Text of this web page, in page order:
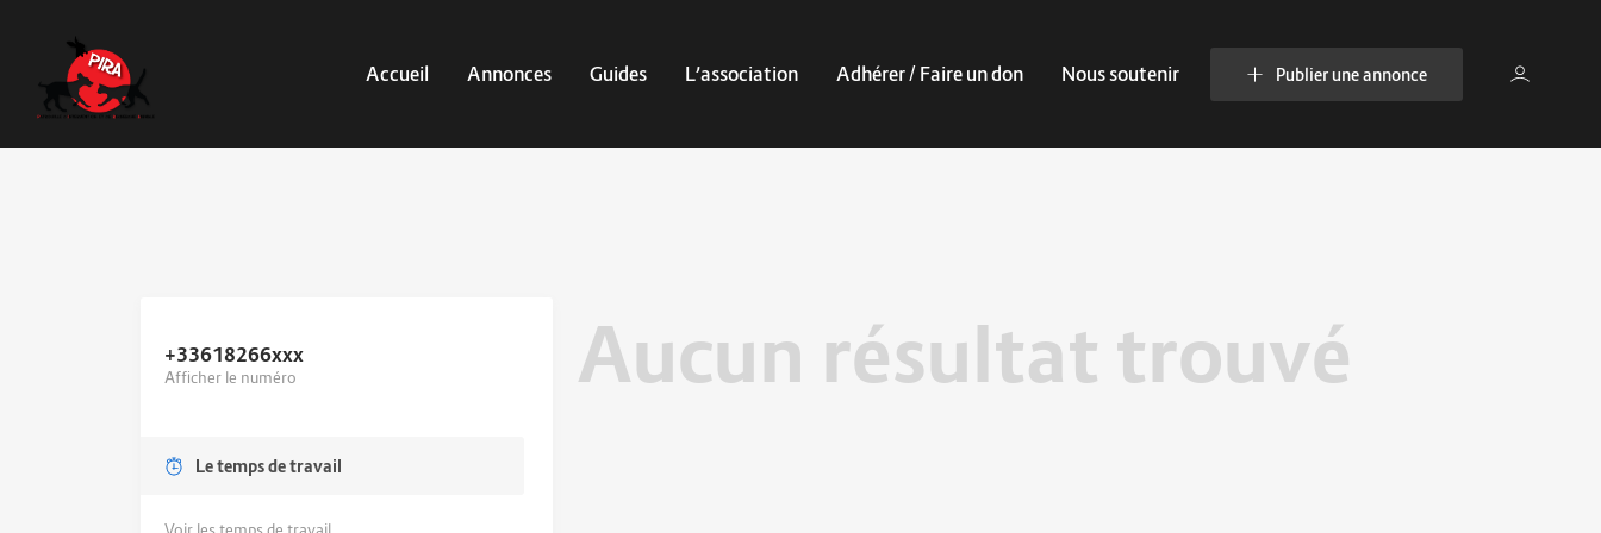
Accueil Annonces Guides L’association Adhérer / Faire un don Nous soutenir Publier une annonce
+33618266xxx
Afficher le numéro
Le temps de travail
Aucun résultat trouvé